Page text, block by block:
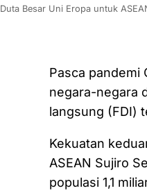
Duta Besar Uni Eropa untuk
Pasca pandemi
negara-negara
langsung (FDI)
Kekuatan
ASEAN Sujiro
populasi 1,1